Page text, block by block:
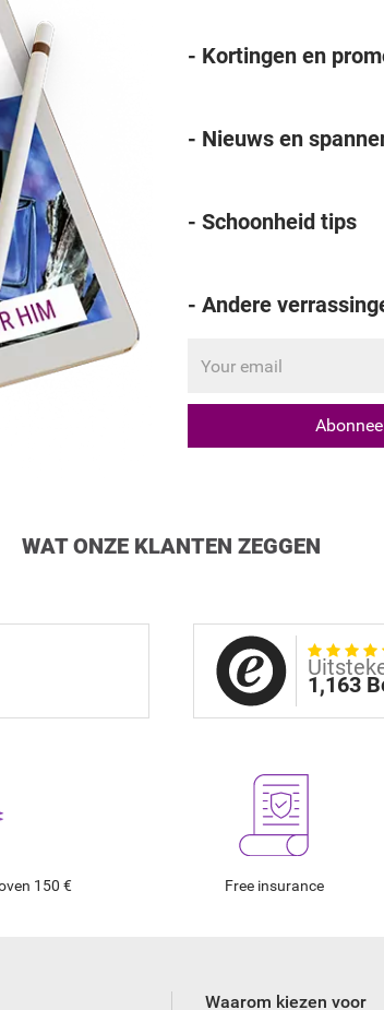
- Kortingen en
- Nieuws en
- Schoonheid tips
- Andere
WAT ONZE KLANTEN ZEGGEN
1,163
150 € Free insurance
Waarom kiezen voor